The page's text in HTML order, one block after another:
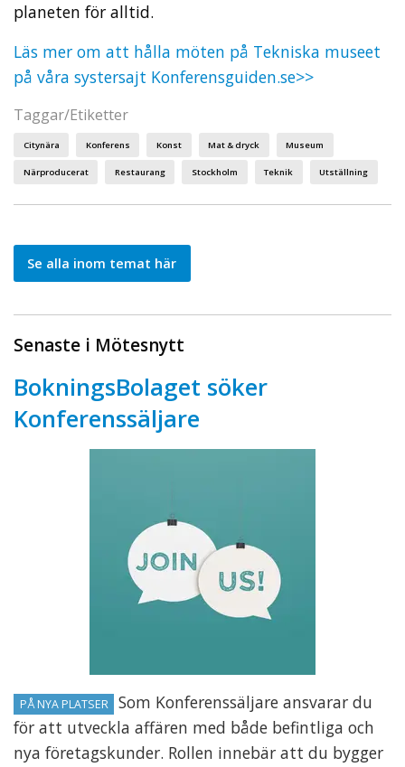
planeten för alltid.
Läs mer om att hålla möten på Tekniska museet
på våra systersajt Konferensguiden.se>>
Taggar/Etiketter
Citynära Konferens Konst Mat & dryck Museum
Närproducerat Restaurang Stockholm Teknik Utställning
Se alla inom temat här
Senaste i Mötesnytt
BokningsBolaget söker
Konferenssäljare
PÅ NYA PLATSER
Som Konferenssäljare ansvarar du
för att utveckla affären med både befintliga och
nya företagskunder. Rollen innebär att du bygger